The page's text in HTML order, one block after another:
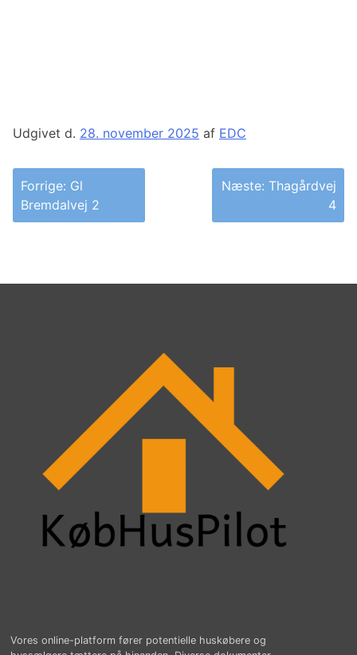
Udgivet d. 28. november 2025 af EDC
Indlægsnavigation
Forrige: Gl
Bremdalvej 2
Næste: Thagårdvej
4
Vores online-platform fører potentielle huskøbere og